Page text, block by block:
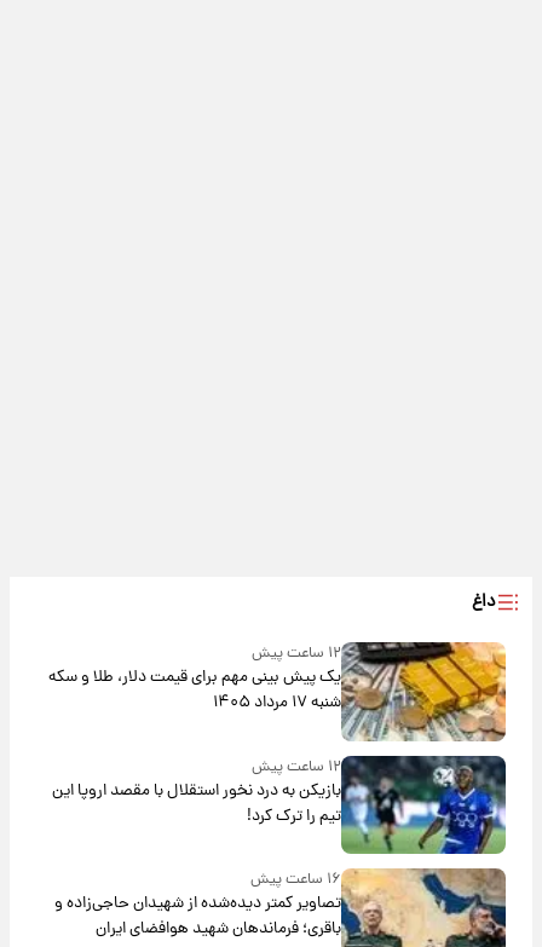
داغ
۱۲ ساعت پیش
یک پیش ‌بینی مهم برای قیمت دلار، طلا و سکه
شنبه ۱۷ مرداد ۱۴۰۵
۱۲ ساعت پیش
بازیکن به درد نخور استقلال با مقصد اروپا این
تیم را ترک کرد!
۱۶ ساعت پیش
تصاویر کمتر دیده‌شده از شهیدان حاجی‌زاده و
باقری؛ فرماندهان شهید هوافضای ایران